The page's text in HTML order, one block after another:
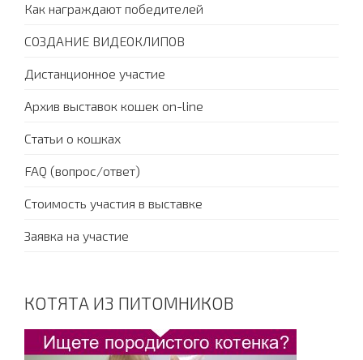
Как награждают победителей
СОЗДАНИЕ ВИДЕОКЛИПОВ
Дистанционное участие
Архив выставок кошек on-line
Статьи о кошках
FAQ (вопрос/ответ)
Стоимость участия в выставке
Заявка на участие
КОТЯТА ИЗ ПИТОМНИКОВ